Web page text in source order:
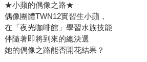
★小蘋的偶像之路★
偶像團體TWN12實習生小蘋，
在「夜光咖啡館」學習水族技能
伴隨著即將到來的總決選
她的偶像之路能否開花結果？